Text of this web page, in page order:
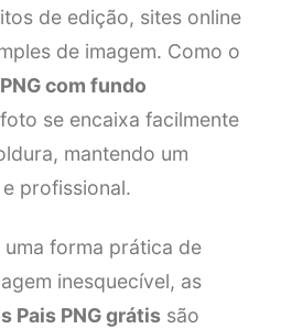
de edição, sites online
de imagem. Como o
PNG com fundo
se encaixa facilmente
mantendo um
profissional.
forma prática de
inesquecível, as
Pais PNG grátissão